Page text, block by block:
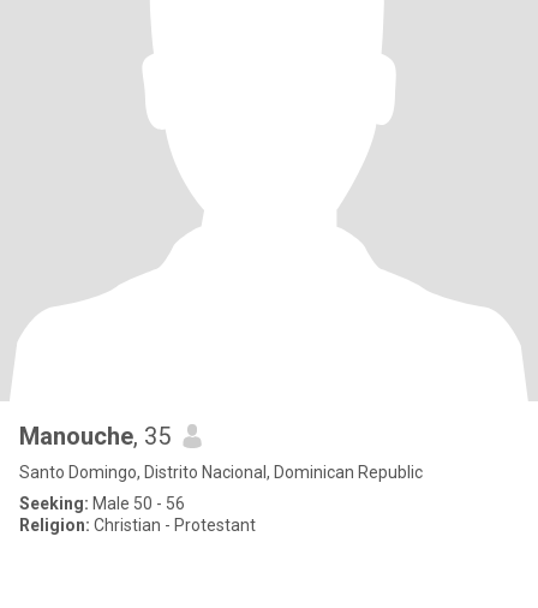
Manouche, 35
Santo Domingo, Distrito Nacional, Dominican Republic
Seeking: Male 50 - 56
Religion: Christian - Protestant